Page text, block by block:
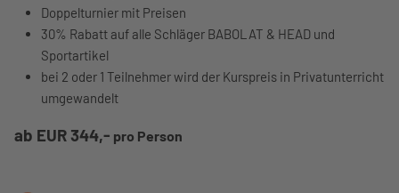
Doppelturnier mit Preisen
30% Rabatt auf alle Schläger BABOLAT & HEAD und
Sportartikel
bei 2 oder 1 Teilnehmer wird der Kurspreis in Privatunterricht
umgewandelt
ab EUR 344,- pro Person